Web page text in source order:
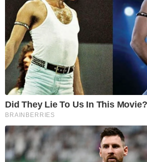
Did They Lie To Us In This Movie?
BRAINBERRIES